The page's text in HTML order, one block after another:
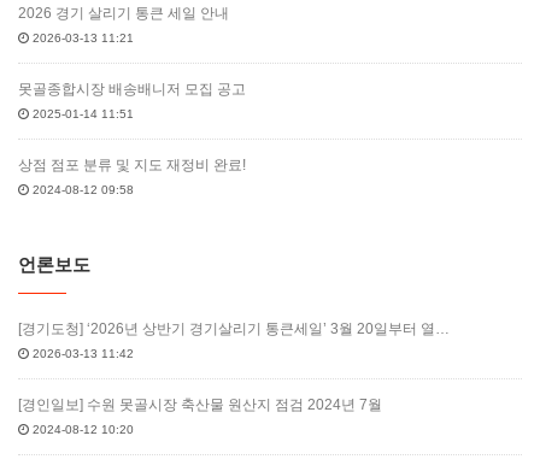
2026 경기 살리기 통큰 세일 안내
2026-03-13 11:21
못골종합시장 배송배니저 모집 공고
2025-01-14 11:51
상점 점포 분류 및 지도 재정비 완료!
2024-08-12 09:58
언론보도
[경기도청] ‘2026년 상반기 경기살리기 통큰세일’ 3월 20일부터 열…
2026-03-13 11:42
[경인일보] 수원 못골시장 축산물 원산지 점검 2024년 7월
2024-08-12 10:20